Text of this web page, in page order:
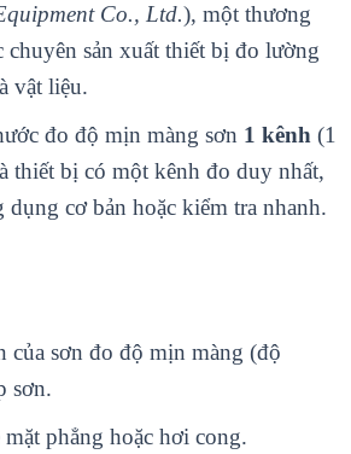
Co., Ltd.), một thương
chuyên sản xuất thiết bị đo lường
vật liệu.
đo độ mịn màng sơn 1 kênh (1
thiết bị có một kênh đo duy nhất,
cơ bản hoặc kiểm tra nhanh.
của sơn đo độ mịn màng (độ
sơn.
phẳng hoặc hơi cong.